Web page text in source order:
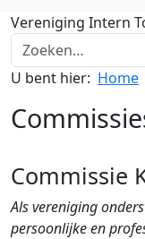
Vereniging Intern
U bent hier: Home
Commissie
Als vereniging
persoonlijke en